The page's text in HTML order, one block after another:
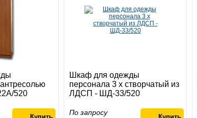
520
Шкаф для одежды
персонала 3 х створчатый из
ЛДСП - ШД-33/520
По запросу